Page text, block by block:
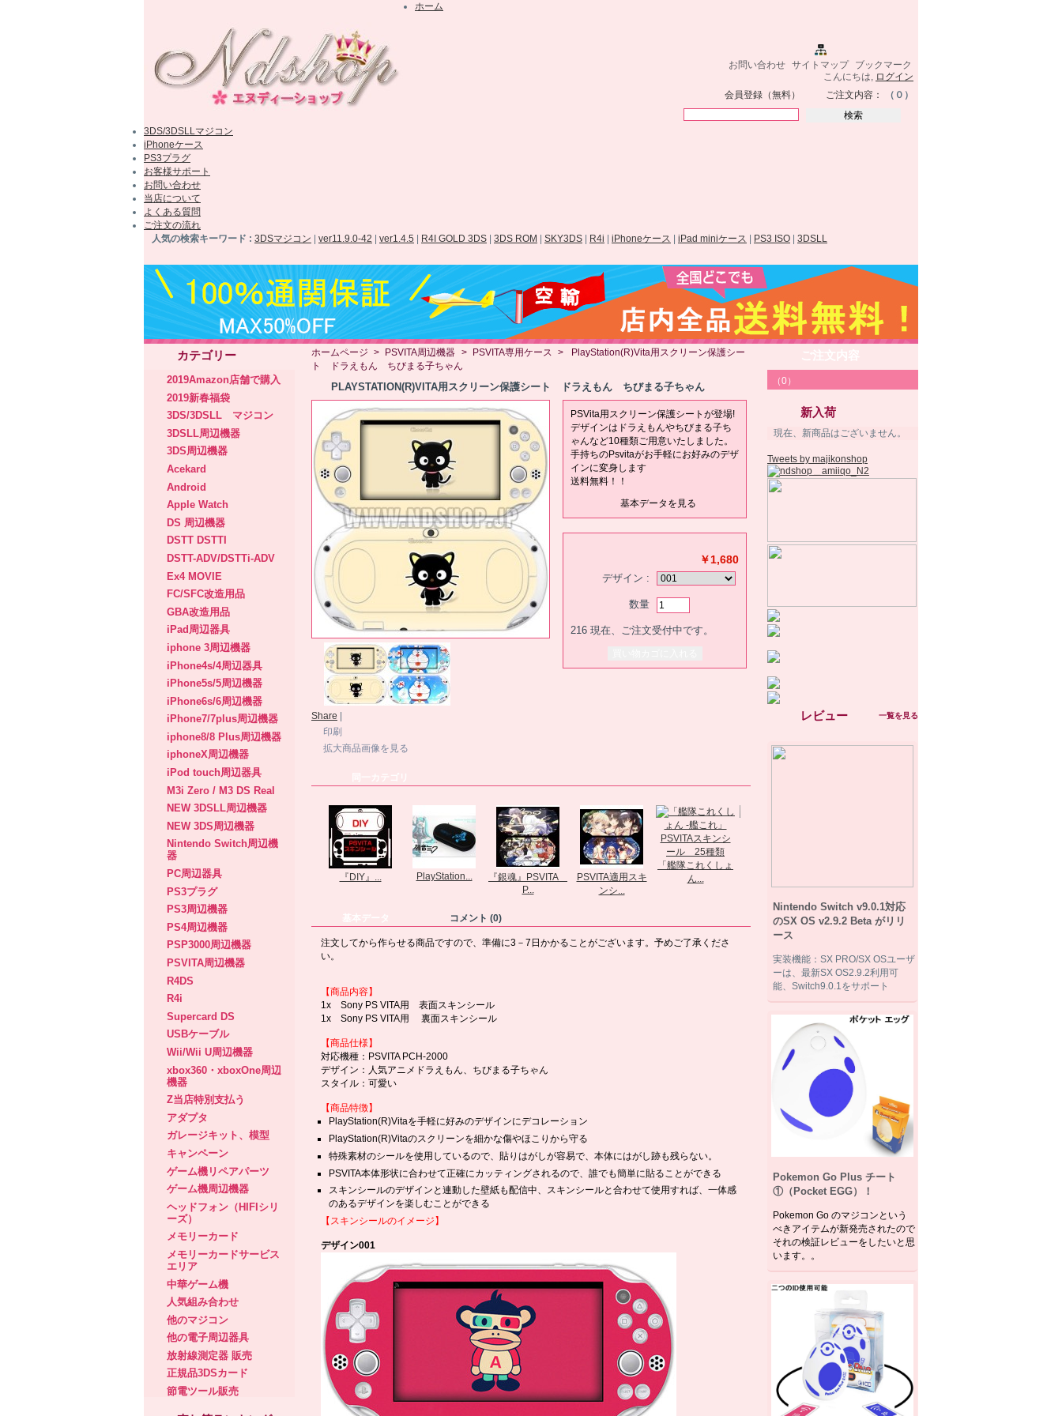
お問い合わせ サイトマップ
ブックマーク
こんにちは,
ログイン
ご注文内容： （０）
会員登録（無料）
ホーム
3DS/3DSLLマジコン
iPhoneケース
PS3プラグ
お客様サポート
お問い合わせ
当店について
よくある質問
ご注文の流れ
人気の検索キーワード : 3DSマジコン ver11.9.0-42 ver1.4.5 R4I GOLD 3DS 3DS ROM SKY3DS R4i iPhoneケース iPad miniケース PS3 ISO 3DSLL
カテゴリー
2019Amazon店舗で購入
2019新春福袋
3DS/3DSLL マジコン
3DSLL周辺機器
3DS周辺機器
Acekard
Android
Apple Watch
DS 周辺機器
DSTT DSTTI
DSTT-ADV/DSTTi-ADV
Ex4 MOVIE
FC/SFC改造用品
GBA改造用品
iPad周辺器具
iphone 3周辺機器
iPhone4s/4周辺器具
iPhone5s/5周辺機器
iPhone6s/6周辺機器
iPhone7/7plus周辺機器
iphone8/8 Plus周辺機器
iphoneX周辺機器
iPod touch周辺器具
M3i Zero / M3 DS Real
NEW 3DSLL周辺機器
NEW 3DS周辺機器
Nintendo Switch周辺機
器
PC周辺器具
PS3プラグ
PS3周辺機器
PS4周辺機器
PSP3000周辺機器
PSVITA周辺機器
R4DS
R4i
Supercard DS
USBケーブル
Wii/Wii U周辺機器
xbox360・xboxOne周辺
機器
Z当店特別支払う
アダプタ
ガレージキット、模型
キャンペーン
ゲーム機リペアパーツ
ゲーム機周辺機器
ヘッドフォン（HIFIシリ
ーズ）
メモリーカード
メモリーカードサービス
エリア
中華ゲーム機
人気組み合わせ
他のマジコン
他の電子周辺器具
放射線測定器 販売
正規品3DSカード
節電ツール販売
ホームページ > PSVITA周辺機器 > PSVITA専用ケース >
PlayStation(R)Vita用スクリーン保護シー
ト ドラえもん ちびまる子ちゃん
PLAYSTATION(R)VITA用スクリーン保護シート ドラえもん ちびまる子ちゃん
Share
印刷
拡大商品画像を見る
PSVita用スクリーン保護シートが登場!
デザインはドラえもんやちびまる子ち
ゃんなど10種類ご用意いたしました。
手持ちのPsvitaがお手軽にお好みのデザ
インに変身します
送料無料！！
基本データを見る
￥1,680
デザイン :
数量
216 現在、ご注文受付中です。
『DIY』... PlayStation...
『銀魂』PSVITA
P...
PSVITA適用スキ
ンシ...
「艦隊これくしょ
ん...
ター★カ...
コメント (0)
注文してから作らせる商品ですので、準備に3－7日かかることがございます。予めご了承くださ
い。
【商品内容】
1x Sony PS VITA用 表面スキンシール
1x Sony PS VITA用 裏面スキンシール
【商品仕様】
対応機種：PSVITA PCH-2000
デザイン：人気アニメドラえもん、ちびまる子ちゃん
スタイル：可愛い
【商品特徴】
PlayStation(R)Vitaを手軽に好みのデザインにデコレーション
PlayStation(R)Vitaのスクリーンを細かな傷やほこりから守る
特殊素材のシールを使用しているので、貼りはがしが容易で、本体にはがし跡も残らない。
PSVITA本体形状に合わせて正確にカッティングされるので、誰でも簡単に貼ることができる
スキンシールのデザインと連動した壁紙も配信中、スキンシールと合わせて使用すれば、一体感
のあるデザインを楽しむことができる
【スキンシールのイメージ】
デザイン001
（0）
新入荷
現在、新商品はございません。
Tweets by majikonshop
レビュー 一覧を見る
Nintendo Switch v9.0.1対応
のSX OS v2.9.2 Beta がリリ
ース
実装機能：SX PRO/SX OSユーザ
ーは、最新SX OS2.9.2利用可
能、Switch9.0.1をサポート
Pokemon Go Plus チート
①（Pocket EGG）！
Pokemon Go のマジコンという
べきアイテムが新発売されたので
それの検証レビューをしたいと思
います。。